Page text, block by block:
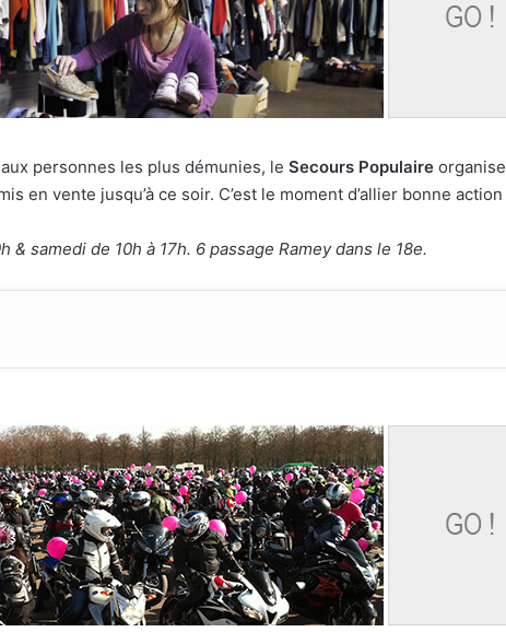
personnes les plus démunies, le Secours Populaire
en vente jusqu’à ce soir. C’est le moment d’allier bonne
& samedi de 10h à 17h. 6 passage Ramey dans le 18e.